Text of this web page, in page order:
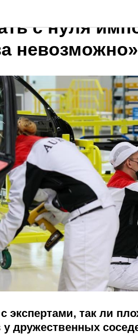
с нуля
невозможно»
экспертами, так ли
у дружественных